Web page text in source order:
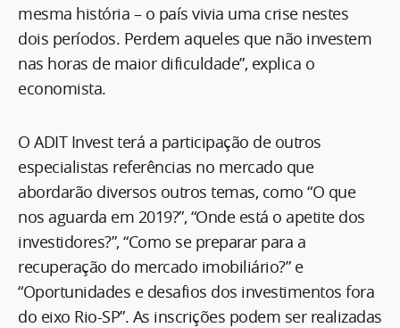
mesma história – o país vivia uma crise nestes
dois períodos. Perdem aqueles que não investem
nas horas de maior dificuldade”, explica o
economista.
O ADIT Invest terá a participação de outros
especialistas referências no mercado que
abordarão diversos outros temas, como “O que
nos aguarda em 2019?”, “Onde está o apetite dos
investidores?”, “Como se preparar para a
recuperação do mercado imobiliário?” e
“Oportunidades e desafios dos investimentos fora
do eixo Rio-SP”. As inscrições podem ser realizadas